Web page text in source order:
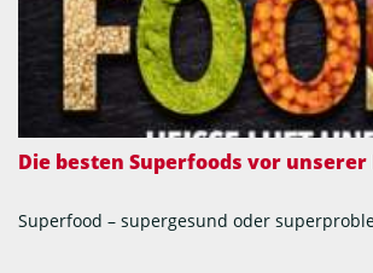
Die besten Superfoods vor
Superfood – supergesund oder